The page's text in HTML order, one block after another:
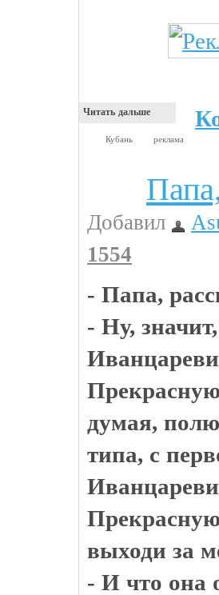
Читать дальше
Кубань реклама
Добавил
1554
- Папа,
- Ну,
думая,
типа, с
выходи за
- И что она